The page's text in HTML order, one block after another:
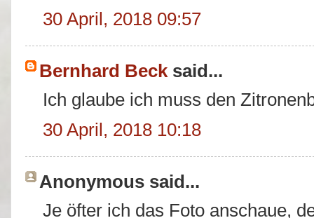
30 April, 2018 09:57
Bernhard Becksaid...
Ich glaube ich muss den
30 April, 2018 10:18
Anonymous said...
Je öfter ich das Foto anschaue,